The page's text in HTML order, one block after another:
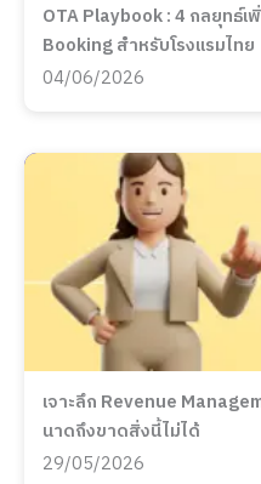
OTA Playbook : 4 กลยุทธ์
Booking สำหรับโรงแรมไทย
04/06/2026
เจาะลึก Revenue
นาดถึงขาดสิ่งนี้ไม่ได้
29/05/2026